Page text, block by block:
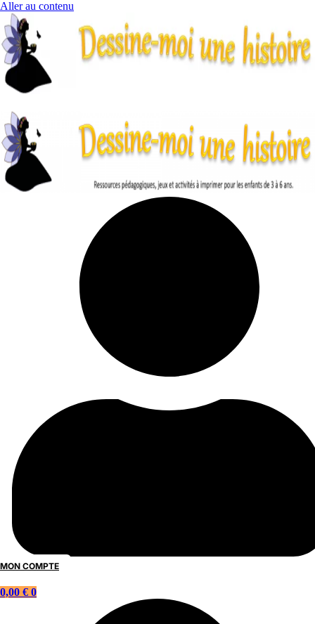
Aller au contenu
MON COMPTE
0,00 € 0